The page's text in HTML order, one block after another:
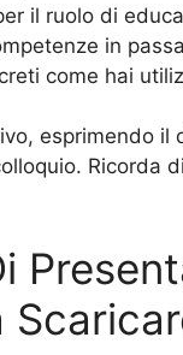
il ruolo di
in
come hai
esprimendo il
Ricorda